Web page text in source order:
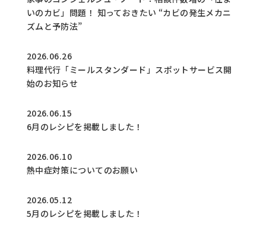
いのカビ」問題！ 知っておきたい “カビの発生メカニ
ズムと予防法”
2026.06.26
料理代行「ミールスタンダード」スポットサービス開
始のお知らせ
2026.06.15
6月のレシピを掲載しました！
2026.06.10
熱中症対策についてのお願い
2026.05.12
5月のレシピを掲載しました！